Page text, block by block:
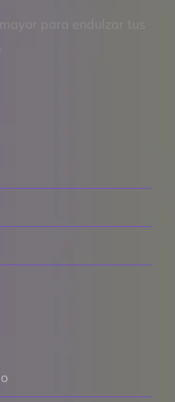
para endulzar tus